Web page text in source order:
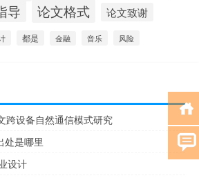
导 论文格式 论文致谢
都是 金融 音乐 风险
跨设备自然通信模式研究
处是哪里
设计